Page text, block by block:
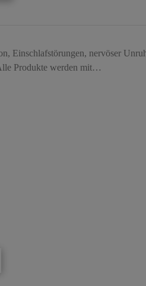
Einschlafstörungen, nervöser
Produkte werden mit…